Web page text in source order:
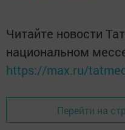
Читайте новости
национальном
https://max.ru/
Перейти на